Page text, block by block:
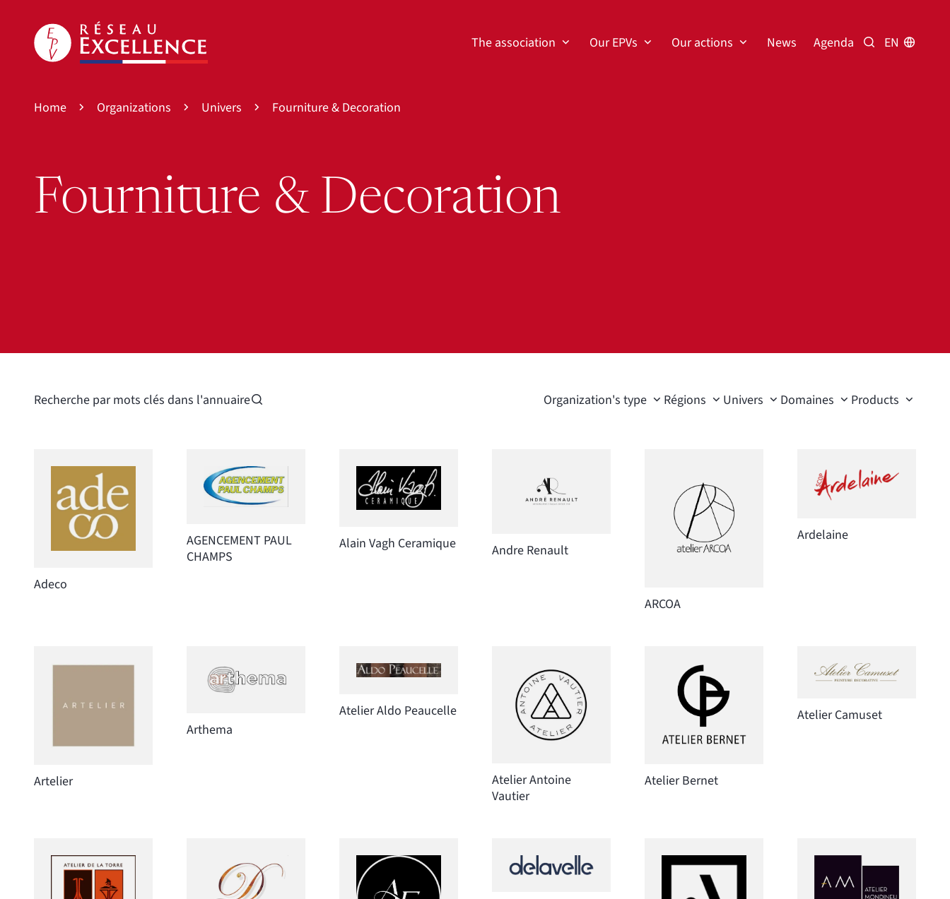
The association Our EPVs Our actions News Agenda Search the
EN
Home Organizations Univers Fourniture & Decoration
Fourniture & Decoration
Recherche par mots clés dans l'annuaire Organization's type Régions Univers Domaines Products
Adeco
AGENCEMENT PAUL
CHAMPS
Alain Vagh Ceramique Andre Renault
ARCOA
Ardelaine
Artelier
Arthema
Atelier Aldo Peaucelle
Atelier Antoine
Vautier
Atelier Bernet
Atelier Camuset